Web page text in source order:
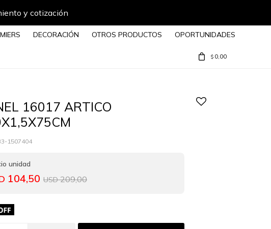
y cotización
DECORACIÓN OTROS PRODUCTOS OPORTUNIDADES
$ 0,00
16017 ARTICO
1507404
104,50 USD 209,00